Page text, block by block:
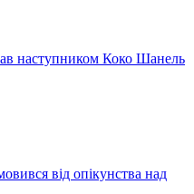
наступником Коко Шанель
від опікунства над